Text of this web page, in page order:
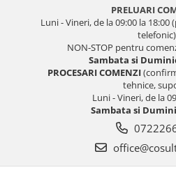
PRELUARI
Luni - Vineri, de la 09:00 la
telefonic)
NON-STOP pentru
Sambata si
PROCESARI COMENZI
tehnice,
Luni - Vineri, de la
Sambata si